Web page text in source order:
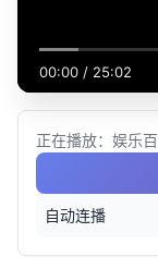
00:00 / 25:02
正在播放：娱乐
自动连播